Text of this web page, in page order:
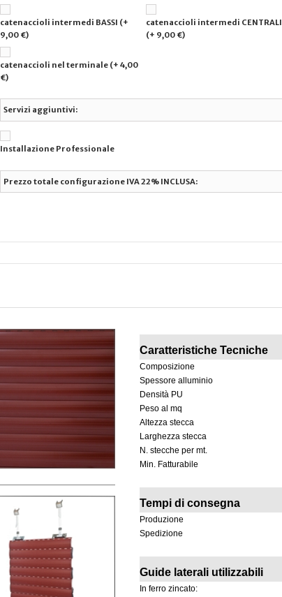
catenaccioli intermedi BASSI (+
9,00 €)
catenaccioli intermedi CENTRALI
(+ 9,00 €)
catenaccioli nel terminale (+ 4,00
€)
Servizi aggiuntivi:
Installazione Professionale
Prezzo totale configurazione IVA 22% INCLUSA:
Caratteristiche Tecniche
Composizione
Spessore alluminio
Densità PU
Peso al mq
Altezza stecca
Larghezza stecca
N. stecche per mt.
Min. Fatturabile
Tempi di consegna
Produzione
Spedizione
Guide laterali utilizzabili
In ferro zincato: